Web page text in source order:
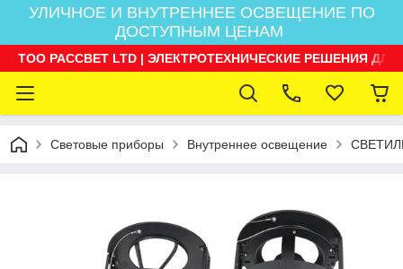
УЛИЧНОЕ И ВНУТРЕННЕЕ ОСВЕЩЕНИЕ ПО
ДОСТУПНЫМ ЦЕНАМ
ТОО РАССВЕТ LTD | ЭЛЕКТРОТЕХНИЧЕСКИЕ РЕШЕНИЯ
Световые приборы Внутреннее освещение